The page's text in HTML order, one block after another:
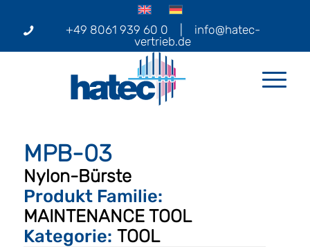
+49 8061 939 60 0
info@hatec-
vertrieb.de
MPB-03
Nylon-Bürste
Produkt Familie:
MAINTENANCE TOOL
Kategorie: TOOL